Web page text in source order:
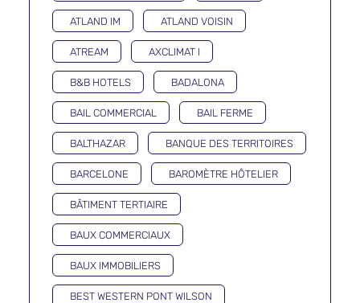
ATLAND IM ATLAND VOISIN
ATREAM AXCLIMAT I
B&B HOTELS BADALONA
BAIL COMMERCIAL BAIL FERME
BALTHAZAR BANQUE DES TERRITOIRES
BARCELONE BAROMÈTRE HÔTELIER
BÂTIMENT TERTIAIRE
BAUX COMMERCIAUX
BAUX IMMOBILIERS
BEST WESTERN PONT WILSON